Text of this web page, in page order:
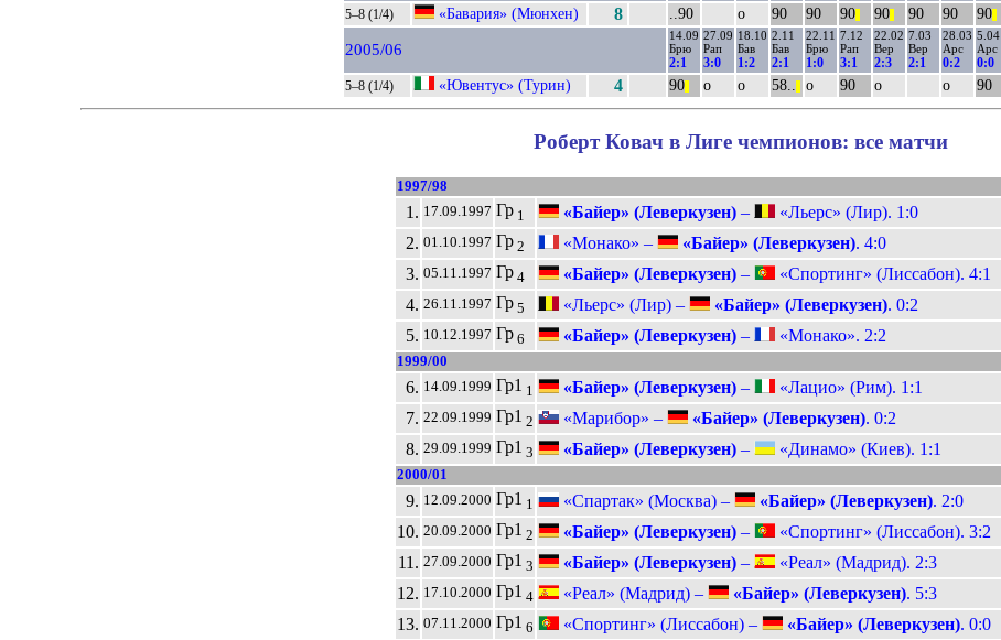
5–8 (1/4) «Бавария» (Мюнхен) 8 ..90 о 90 90 90 90 90 90 90
2005/06
14.09
Брю
2:1
27.09
Рап
3:0
18.10
Бав
1:2
2.11
Бав
2:1
22.11
Брю
1:0
7.12
Рап
3:1
22.02
Вер
2:3
7.03
Вер
2:1
28.03
Арс
0:2
5.04
Арс
0:0
5–8 (1/4) «Ювентус» (Турин) 4 90 о о 58.. о 90 о о 90
Роберт Ковач в Лиге чемпионов: все матчи
1997/98
1. 17.09.1997 Гр1 «Байер» (Леверкузен)– «Льерс» (Лир). 1:0
2. 01.10.1997 Гр2 «Монако» – «Байер» (Леверкузен). 4:0
3. 05.11.1997 Гр4 «Байер» (Леверкузен)– «Спортинг» (Лиссабон). 4:1
4. 26.11.1997 Гр5 «Льерс» (Лир) – «Байер» (Леверкузен). 0:2
5. 10.12.1997 Гр6 «Байер» (Леверкузен)– «Монако». 2:2
1999/00
6. 14.09.1999 Гр1 1 «Байер» (Леверкузен)– «Лацио» (Рим). 1:1
7. 22.09.1999 Гр1 2 «Марибор» – «Байер» (Леверкузен). 0:2
8. 29.09.1999 Гр1 3 «Байер» (Леверкузен)– «Динамо» (Киев). 1:1
2000/01
9. 12.09.2000 Гр1 1 «Спартак» (Москва) – «Байер» (Леверкузен). 2:0
10. 20.09.2000 Гр1 2 «Байер» (Леверкузен)– «Спортинг» (Лиссабон). 3:2
11. 27.09.2000 Гр1 3 «Байер» (Леверкузен)– «Реал» (Мадрид). 2:3
12. 17.10.2000 Гр1 4 «Реал» (Мадрид) – «Байер» (Леверкузен). 5:3
13. 07.11.2000 Гр1 6 «Спортинг» (Лиссабон) – «Байер» (Леверкузен). 0:0